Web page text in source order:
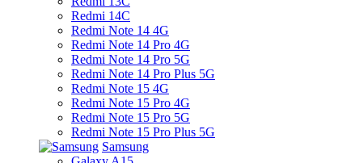
Redmi 14C
Redmi Note 14 4G
Redmi Note 14 Pro 4G
Redmi Note 14 Pro 5G
Redmi Note 14 Pro Plus 5G
Redmi Note 15 4G
Redmi Note 15 Pro 4G
Redmi Note 15 Pro 5G
Redmi Note 15 Pro Plus 5G
Samsung